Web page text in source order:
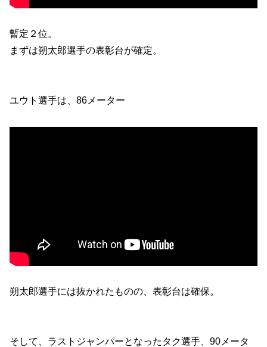
暫定２位。
まずは朔太郎選手の表彰台が確定。
ユウト選手は、86メーター
朔太郎選手には抜かれたものの、表彰台は確保。
そして、ラストジャンパーとなったタク選手、90メータ